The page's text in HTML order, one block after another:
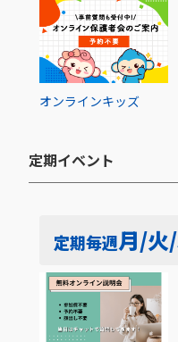
オンラインキッズ
定期イベント​
定期毎週月/火